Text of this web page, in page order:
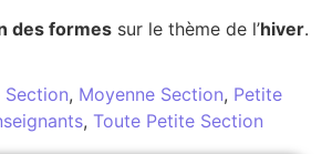
des formes sur le thème de l’hiver.
Section, Moyenne Section, Petite
, Toute Petite Section